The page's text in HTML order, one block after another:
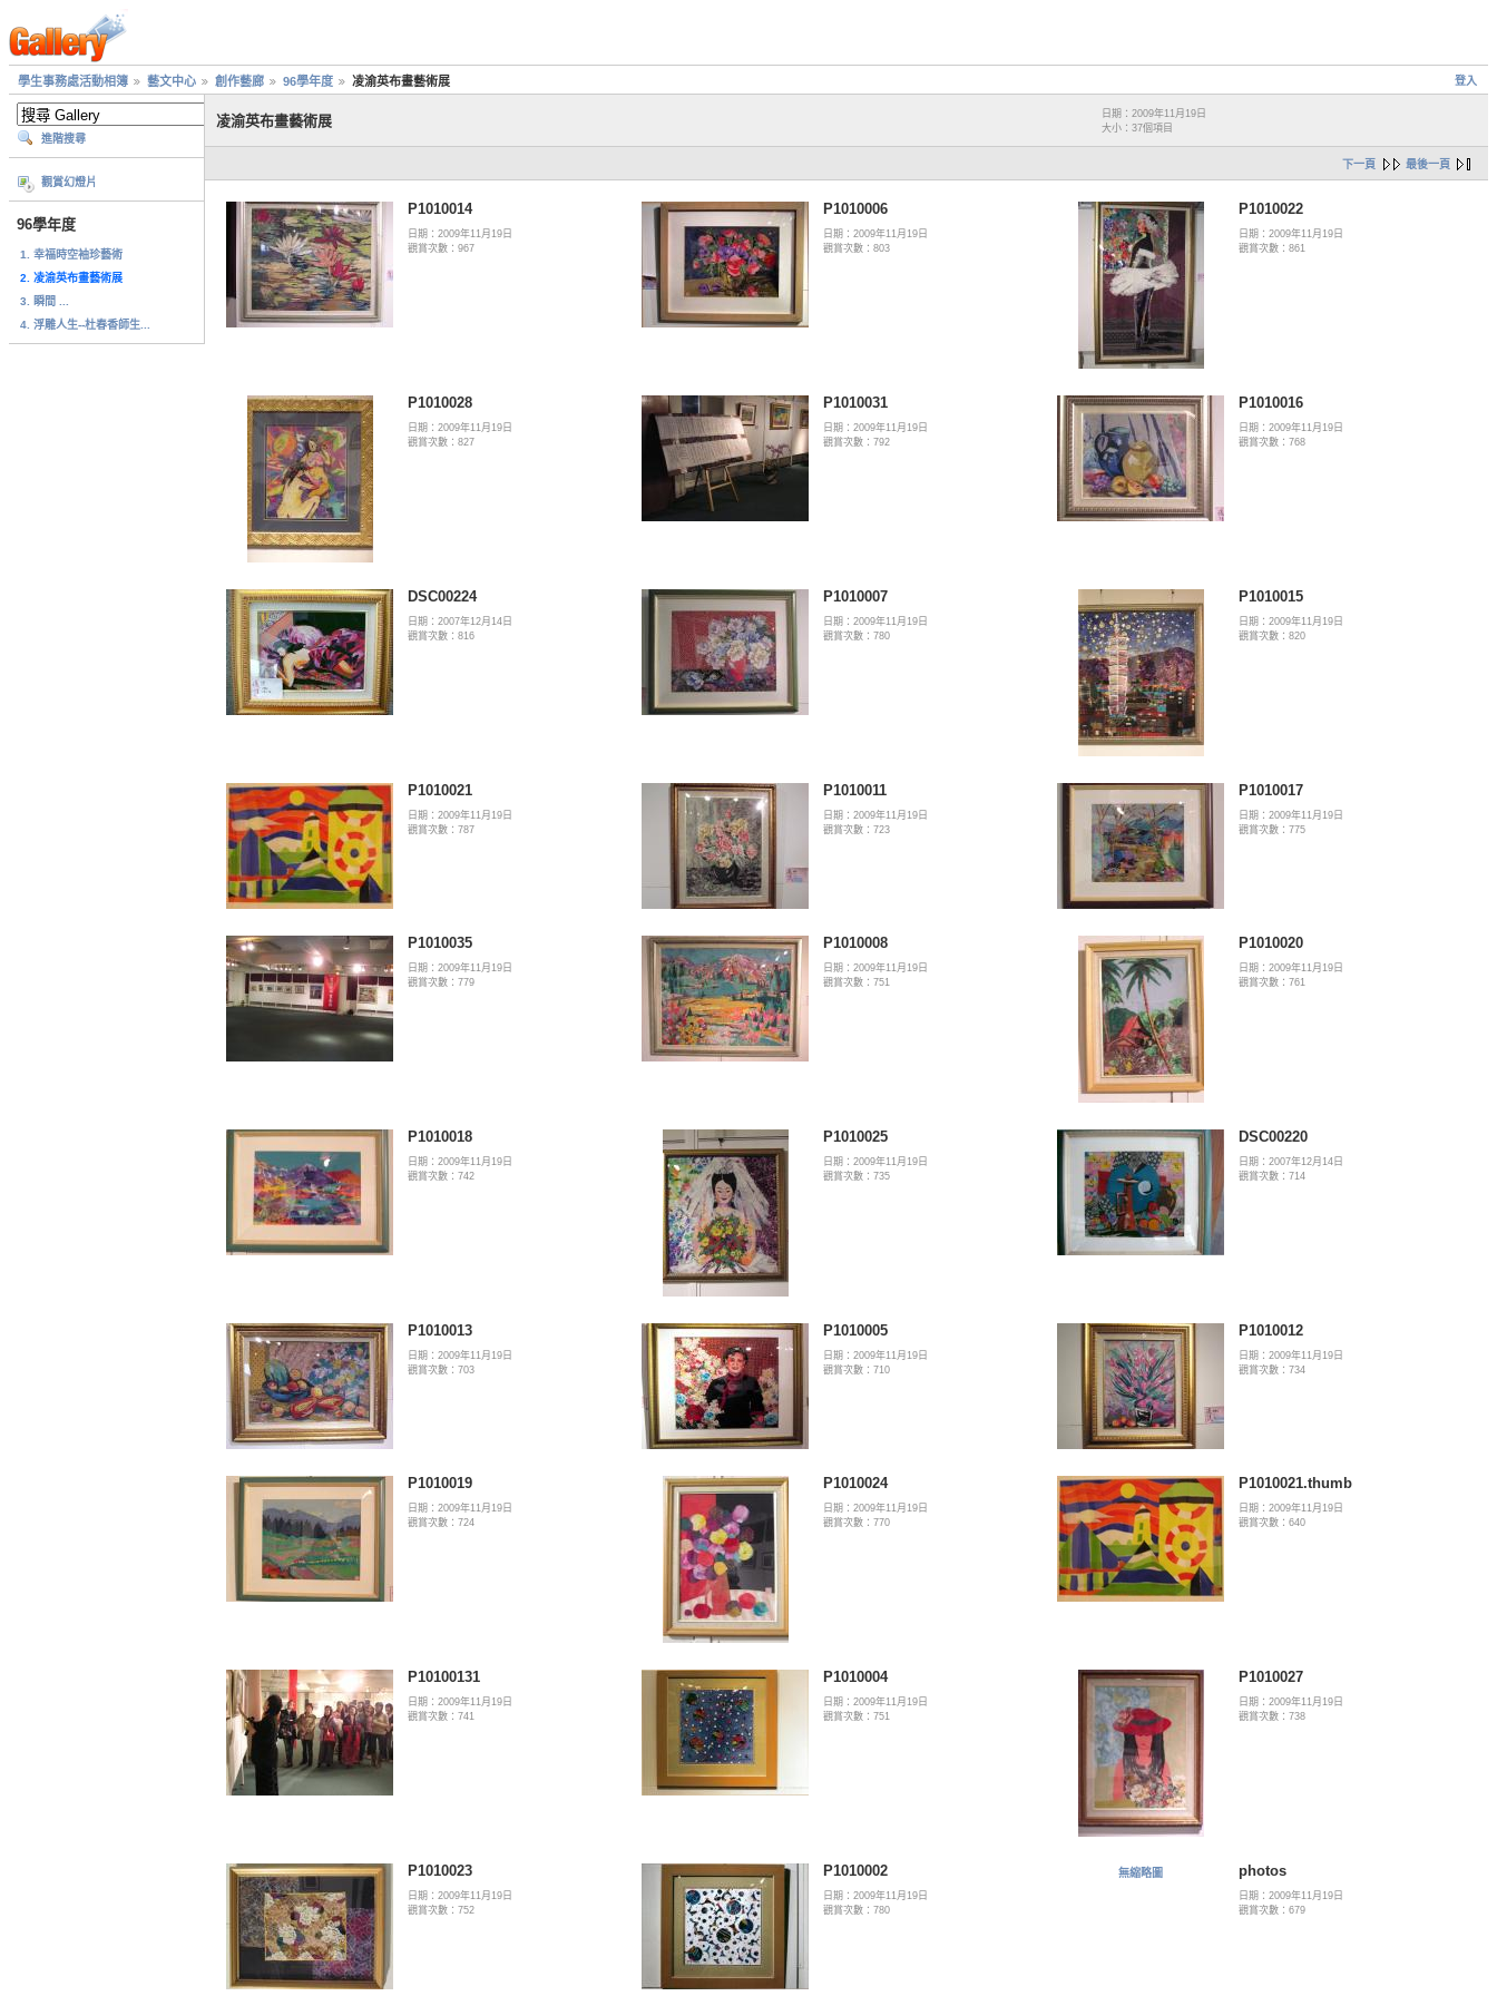
登入
學生事務處活動相簿 藝文中心 創作藝廊 96學年度 凌渝英布畫藝術展
進階搜尋
觀賞幻燈片
96學年度
1. 幸福時空袖珍藝術
2. 凌渝英布畫藝術展
3. 瞬間 ...
4. 浮雕人生--杜春香師生...
凌渝英布畫藝術展
日期：2009年11月19日
大小：37個項目
下一頁 最後一頁
P1010014
日期：2009年11月19日
觀賞次數：967
P1010006
日期：2009年11月19日
觀賞次數：803
P1010022
日期：2009年11月19日
觀賞次數：861
P1010028
日期：2009年11月19日
觀賞次數：827
P1010031
日期：2009年11月19日
觀賞次數：792
P1010016
日期：2009年11月19日
觀賞次數：768
DSC00224
日期：2007年12月14日
觀賞次數：816
P1010007
日期：2009年11月19日
觀賞次數：780
P1010015
日期：2009年11月19日
觀賞次數：820
P1010021
日期：2009年11月19日
觀賞次數：787
P1010011
日期：2009年11月19日
觀賞次數：723
P1010017
日期：2009年11月19日
觀賞次數：775
P1010035
日期：2009年11月19日
觀賞次數：779
P1010008
日期：2009年11月19日
觀賞次數：751
P1010020
日期：2009年11月19日
觀賞次數：761
P1010018
日期：2009年11月19日
觀賞次數：742
P1010025
日期：2009年11月19日
觀賞次數：735
DSC00220
日期：2007年12月14日
觀賞次數：714
P1010013
日期：2009年11月19日
觀賞次數：703
P1010005
日期：2009年11月19日
觀賞次數：710
P1010012
日期：2009年11月19日
觀賞次數：734
P1010019
日期：2009年11月19日
觀賞次數：724
P1010024
日期：2009年11月19日
觀賞次數：770
P1010021.thumb
日期：2009年11月19日
觀賞次數：640
P10100131
日期：2009年11月19日
觀賞次數：741
P1010004
日期：2009年11月19日
觀賞次數：751
P1010027
日期：2009年11月19日
觀賞次數：738
P1010023
日期：2009年11月19日
觀賞次數：752
P1010002
日期：2009年11月19日
觀賞次數：780
無縮略圖 photos
日期：2009年11月19日
觀賞次數：679